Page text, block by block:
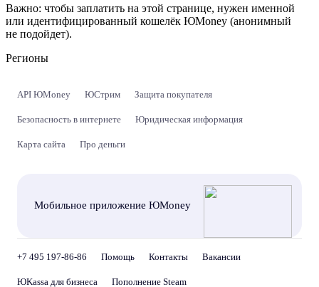
Важно: чтобы заплатить на этой странице, нужен именной
или идентифицированный кошелёк ЮMoney (анонимный
не подойдет).
Регионы
API ЮMoney ЮСтрим Защита покупателя
Безопасность в интернете Юридическая информация
Карта сайта Про деньги
Мобильное приложение ЮMoney
+7 495 197-86-86 Помощь Контакты Вакансии
ЮKassa для бизнеса Пополнение Steam